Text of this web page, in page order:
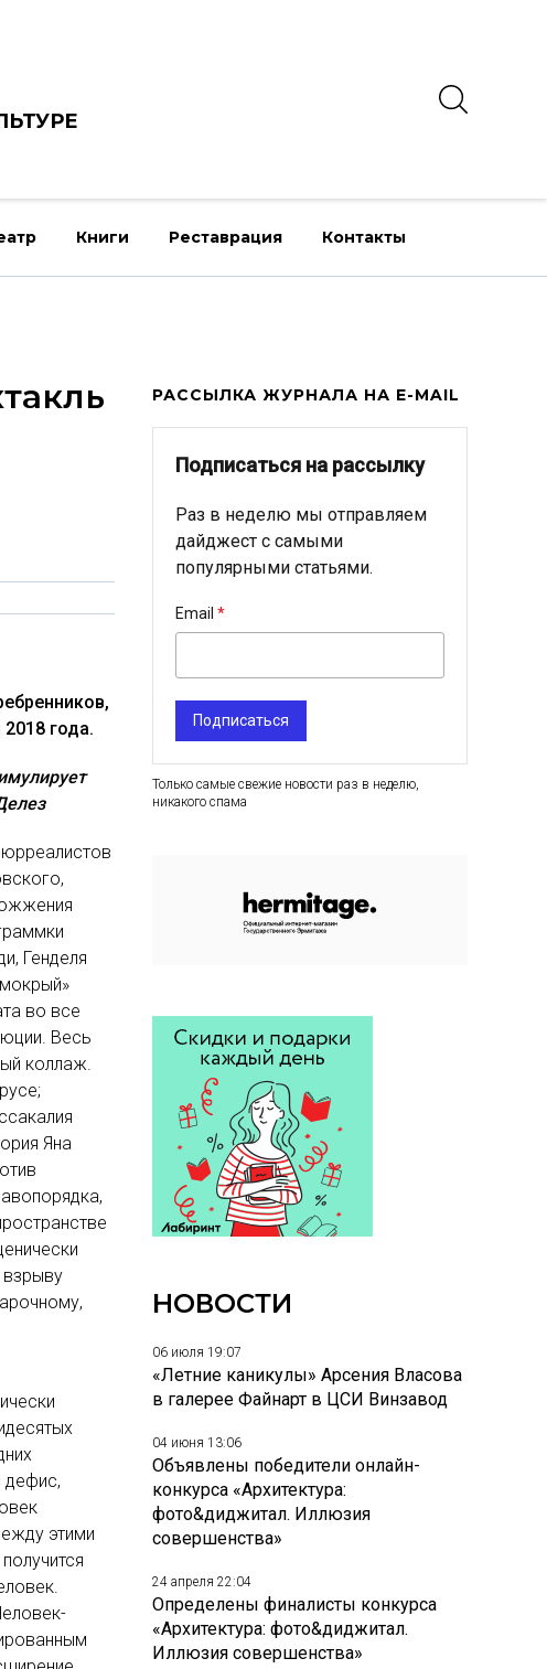
Книги Реставрация Контакты
года.
Генделя
во все
Весь
коллаж.
Яна
взрыву
дефис,
этими
РАССЫЛКА ЖУРНАЛА НА E-MAIL
Подписаться на рассылку
Раз в неделю мы отправляем
дайджест с самыми
популярными статьями.
Email
Подписаться
Только самые свежие новости раз в неделю,
никакого спама
НОВОСТИ
06 июля 19:07
«Летние каникулы» Арсения Власова
в галерее Файнарт в ЦСИ Винзавод
04 июня 13:06
Объявлены победители онлайн-
конкурса «Архитектура:
фото&диджитал. Иллюзия
совершенства»
24 апреля 22:04
Определены финалисты конкурса
«Архитектура: фото&диджитал.
Иллюзия совершенства»